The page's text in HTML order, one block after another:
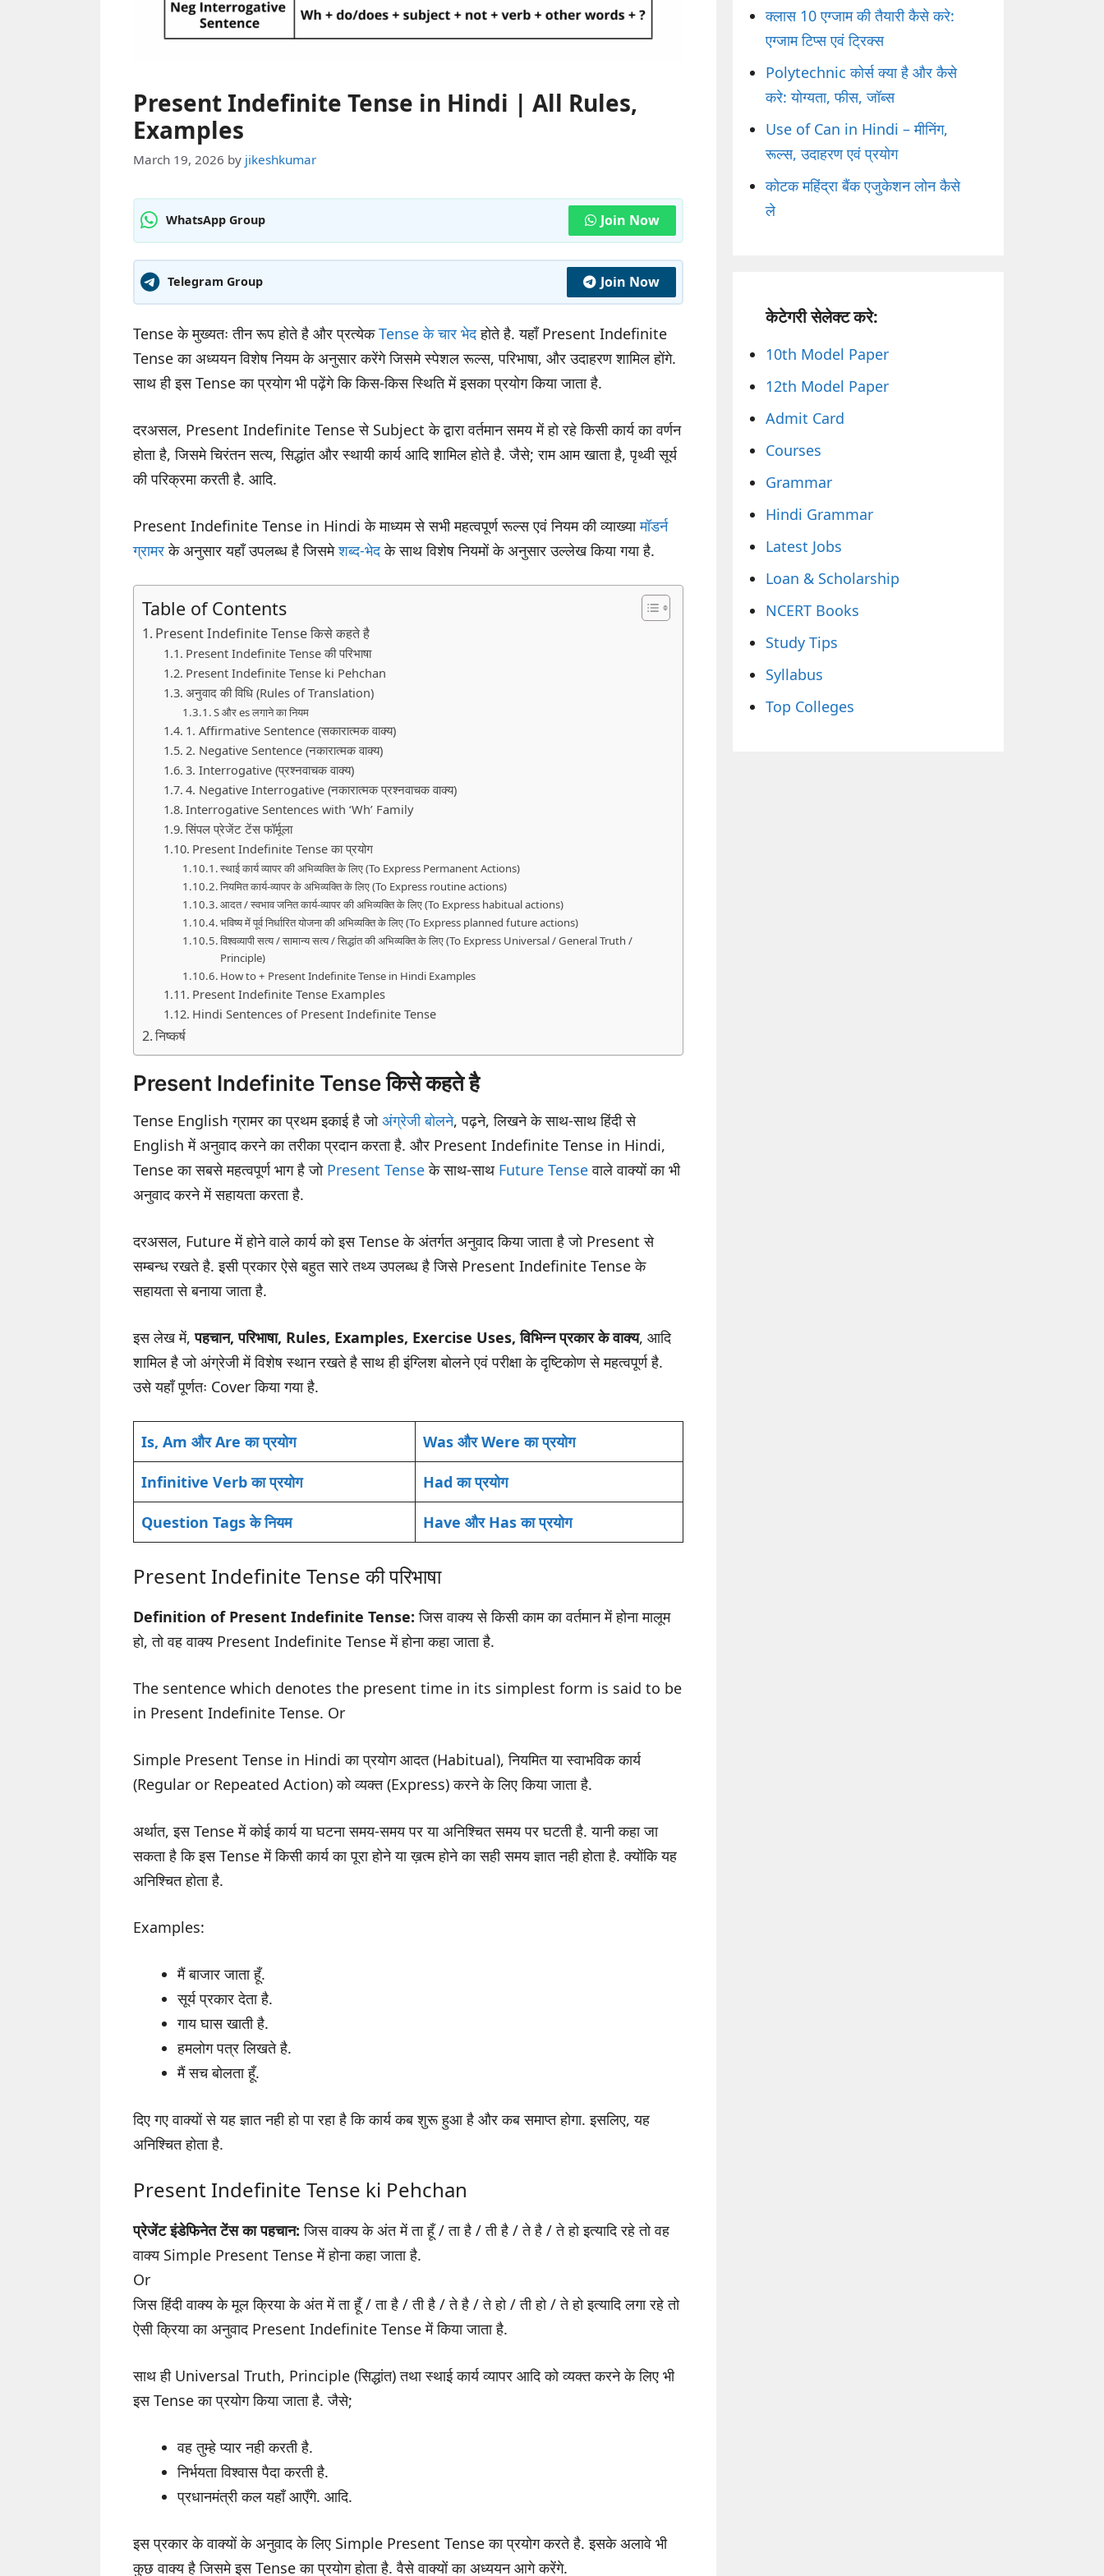
Present Indefinite Tense in Hindi | All Rules,
Examples
March 19, 2026 by jikeshkumar
WhatsApp Group Join Now
Telegram Group Join Now
Tense के मुख्यतः तीन रूप होते है और प्रत्येकTense के चार भेदहोते है. यहाँ Present Indefinite
Tense का अध्ययन विशेष नियम के अनुसार करेंगे जिसमे स्पेशल रूल्स, परिभाषा, और उदाहरण शामिल होंगे.
साथ ही इस Tense का प्रयोग भी पढ़ेंगे कि किस-किस स्थिति में इसका प्रयोग किया जाता है.
दरअसल, Present Indefinite Tense से Subject के द्वारा वर्तमान समय में हो रहे किसी कार्य का वर्णन
होता है, जिसमे चिरंतन सत्य, सिद्धांत और स्थायी कार्य आदि शामिल होते है. जैसे; राम आम खाता है, पृथ्वी सूर्य
की परिक्रमा करती है. आदि.
Present Indefinite Tense in Hindi के माध्यम से सभी महत्वपूर्ण रूल्स एवं नियम की व्याख्यामॉडर्न
ग्रामरके अनुसार यहाँ उपलब्ध है जिसमेशब्द-भेदके साथ विशेष नियमों के अनुसार उल्लेख किया गया है.
Table of Contents
Present Indefinite Tense किसे कहते है
Present Indefinite Tense की परिभाषा
Present Indefinite Tense ki Pehchan
अनुवाद की विधि (Rules of Translation)
S और es लगाने का नियम
1. Affirmative Sentence (सकारात्मक वाक्य)
2. Negative Sentence (नकारात्मक वाक्य)
3. Interrogative (प्रश्नवाचक वाक्य)
4. Negative Interrogative (नकारात्मक प्रश्नवाचक वाक्य)
Interrogative Sentences with ‘Wh’ Family
सिंपल प्रेजेंट टेंस फॉर्मूला
Present Indefinite Tense का प्रयोग
स्थाई कार्य व्यापर की अभिव्यक्ति के लिए (To Express Permanent Actions)
नियमित कार्य-व्यापर के अभिव्यक्ति के लिए (To Express routine actions)
आदत / स्वभाव जनित कार्य-व्यापर की अभिव्यक्ति के लिए (To Express habitual actions)
भविष्य में पूर्व निर्धारित योजना की अभिव्यक्ति के लिए (To Express planned future actions)
विश्वव्यापी सत्य / सामान्य सत्य / सिद्धांत की अभिव्यक्ति के लिए (To Express Universal / General Truth /
Principle)
How to + Present Indefinite Tense in Hindi Examples
Present Indefinite Tense Examples
Hindi Sentences of Present Indefinite Tense
निष्कर्ष
Present Indefinite Tense किसे कहते है
Tense English ग्रामर का प्रथम इकाई है जोअंग्रेजी बोलने, पढ़ने, लिखने के साथ-साथ हिंदी से
English में अनुवाद करने का तरीका प्रदान करता है. और Present Indefinite Tense in Hindi,
Tense का सबसे महत्वपूर्ण भाग है जो Present Tenseके साथ-साथ Future Tenseवाले वाक्यों का भी
अनुवाद करने में सहायता करता है.
दरअसल, Future में होने वाले कार्य को इस Tense के अंतर्गत अनुवाद किया जाता है जो Present से
सम्बन्ध रखते है. इसी प्रकार ऐसे बहुत सारे तथ्य उपलब्ध है जिसे Present Indefinite Tense के
सहायता से बनाया जाता है.
इस लेख में,पहचान, परिभाषा, Rules, Examples, Exercise Uses, विभिन्न प्रकार के वाक्य, आदि
शामिल है जो अंग्रेजी में विशेष स्थान रखते है साथ ही इंग्लिश बोलने एवं परीक्षा के दृष्टिकोण से महत्वपूर्ण है.
उसे यहाँ पूर्णतः Cover किया गया है.
Is, Am और Are का प्रयोग Was और Were का प्रयोग
Infinitive Verb का प्रयोग Had का प्रयोग
Question Tags के नियम Have और Has का प्रयोग
Present Indefinite Tense की परिभाषा
Definition of Present Indefinite Tense: जिस वाक्य से किसी काम का वर्तमान में होना मालूम
हो, तो वह वाक्य Present Indefinite Tense में होना कहा जाता है.
The sentence which denotes the present time in its simplest form is said to be
in Present Indefinite Tense. Or
Simple Present Tense in Hindi का प्रयोग आदत (Habitual), नियमित या स्वाभविक कार्य
(Regular or Repeated Action) को व्यक्त (Express) करने के लिए किया जाता है.
अर्थात, इस Tense में कोई कार्य या घटना समय-समय पर या अनिश्चित समय पर घटती है. यानी कहा जा
सकता है कि इस Tense में किसी कार्य का पूरा होने या ख़त्म होने का सही समय ज्ञात नही होता है. क्योंकि यह
अनिश्चित होता है.
Examples:
मैं बाजार जाता हूँ.
सूर्य प्रकार देता है.
गाय घास खाती है.
हमलोग पत्र लिखते है.
मैं सच बोलता हूँ.
दिए गए वाक्यों से यह ज्ञात नही हो पा रहा है कि कार्य कब शुरू हुआ है और कब समाप्त होगा. इसलिए, यह
अनिश्चित होता है.
Present Indefinite Tense ki Pehchan
प्रेजेंट इंडेफिनेत टेंस का पहचान: जिस वाक्य के अंत में ता हूँ / ता है / ती है / ते है / ते हो इत्यादि रहे तो वह
वाक्य Simple Present Tense में होना कहा जाता है.
Or
जिस हिंदी वाक्य के मूल क्रिया के अंत में ता हूँ / ता है / ती है / ते है / ते हो / ती हो / ते हो इत्यादि लगा रहे तो
ऐसी क्रिया का अनुवाद Present Indefinite Tense में किया जाता है.
साथ ही Universal Truth, Principle (सिद्धांत) तथा स्थाई कार्य व्यापर आदि को व्यक्त करने के लिए भी
इस Tense का प्रयोग किया जाता है. जैसे;
वह तुम्हे प्यार नही करती है.
निर्भयता विश्वास पैदा करती है.
प्रधानमंत्री कल यहाँ आएँगे. आदि.
इस प्रकार के वाक्यों के अनुवाद के लिए Simple Present Tense का प्रयोग करते है. इसके अलावे भी
कुछ वाक्य है जिसमे इस Tense का प्रयोग होता है. वैसे वाक्यों का अध्ययन आगे करेंगे.
क्लास 10 एग्जाम की तैयारी कैसे करे:
एग्जाम टिप्स एवं ट्रिक्स
Polytechnic कोर्स क्या है और कैसे
करे: योग्यता, फीस, जॉब्स
Use of Can in Hindi – मीनिंग,
रूल्स, उदाहरण एवं प्रयोग
कोटक महिंद्रा बैंक एजुकेशन लोन कैसे
ले
केटेगरी सेलेक्ट करे:
10th Model Paper
12th Model Paper
Admit Card
Courses
Grammar
Hindi Grammar
Latest Jobs
Loan & Scholarship
NCERT Books
Study Tips
Syllabus
Top Colleges